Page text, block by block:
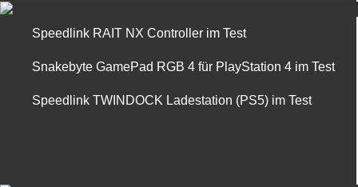
Speedlink RAIT NX Controller im Test
Snakebyte GamePad RGB 4 für PlayStation 4 im Test
Speedlink TWINDOCK Ladestation (PS5) im Test